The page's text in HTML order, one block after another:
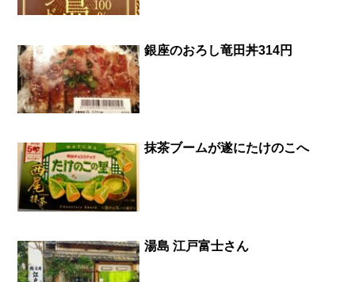
銀座のおろし竜田丼314円
抹茶ブームが遂にたけのこへ
湯島 江戸富士さん